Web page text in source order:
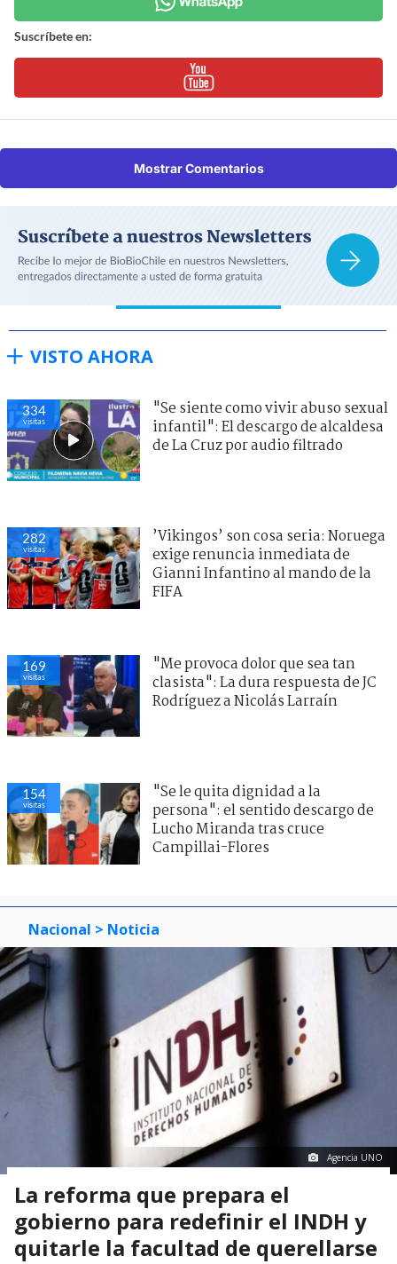
Suscríbete en:
Mostrar Comentarios
VISTO AHORA
334
visitas
"Se siente como vivir abuso sexual
infantil": El descargo de alcaldesa
de La Cruz por audio filtrado
282
visitas
’Vikingos’ son cosa seria: Noruega
exige renuncia inmediata de
Gianni Infantino al mando de la
FIFA
169
visitas
"Me provoca dolor que sea tan
clasista": La dura respuesta de JC
Rodríguez a Nicolás Larraín
154
visitas
"Se le quita dignidad a la
persona": el sentido descargo de
Lucho Miranda tras cruce
Campillai-Flores
Nacional > Noticia
Agencia UNO
La reforma que prepara el
gobierno para redefinir el INDH y
quitarle la facultad de querellarse